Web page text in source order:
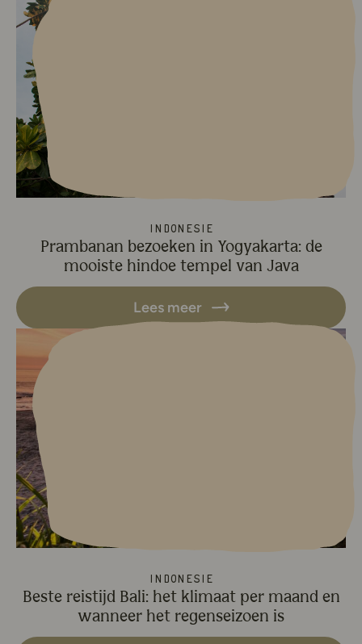
Indonesië
Prambanan bezoeken in Yogyakarta: de
mooiste hindoe tempel van Java
Lees meer
Indonesië
Beste reistijd Bali: het klimaat per maand en
wanneer het regenseizoen is
Lees meer over Beste reistijd